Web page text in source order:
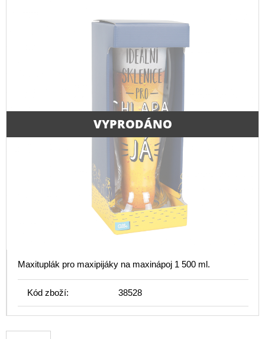
VYPRODÁNO
Maxituplák pro maxipijáky na maxinápoj 1 500 ml.
Kód zboží: 38528